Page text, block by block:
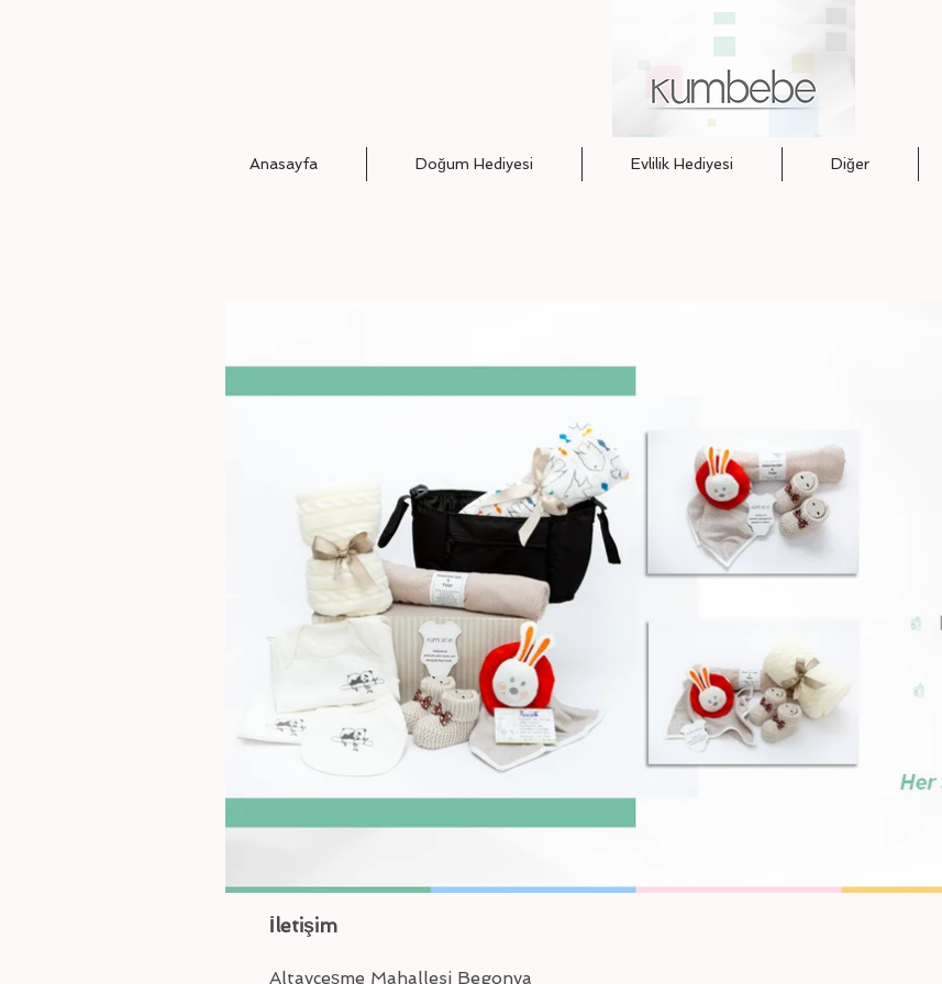
Anasayfa Doğum Hediyesi Evlilik Hediyesi Diğer
İletişim
Altayçeşme Mahallesi Begonya